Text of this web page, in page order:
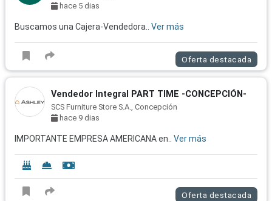
hace 5 dias
Buscamos una Cajera-Vendedora.. Ver más
Oferta destacada
Vendedor Integral PART TIME -CONCEPCIÓN-
SCS Furniture Store S.A., Concepción
hace 9 dias
IMPORTANTE EMPRESA AMERICANA en.. Ver más
Oferta destacada